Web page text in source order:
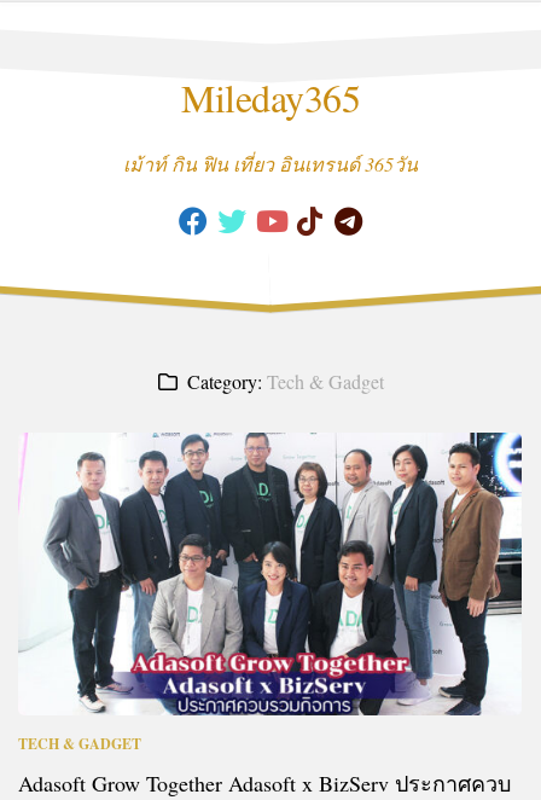
Mileday365
เม้าท์ กิน ฟิน เที่ยว อินเทรนด์ 365วัน
Category: Tech & Gadget
TECH & GADGET
Adasoft Grow Together Adasoft x BizServ ประกาศควบ